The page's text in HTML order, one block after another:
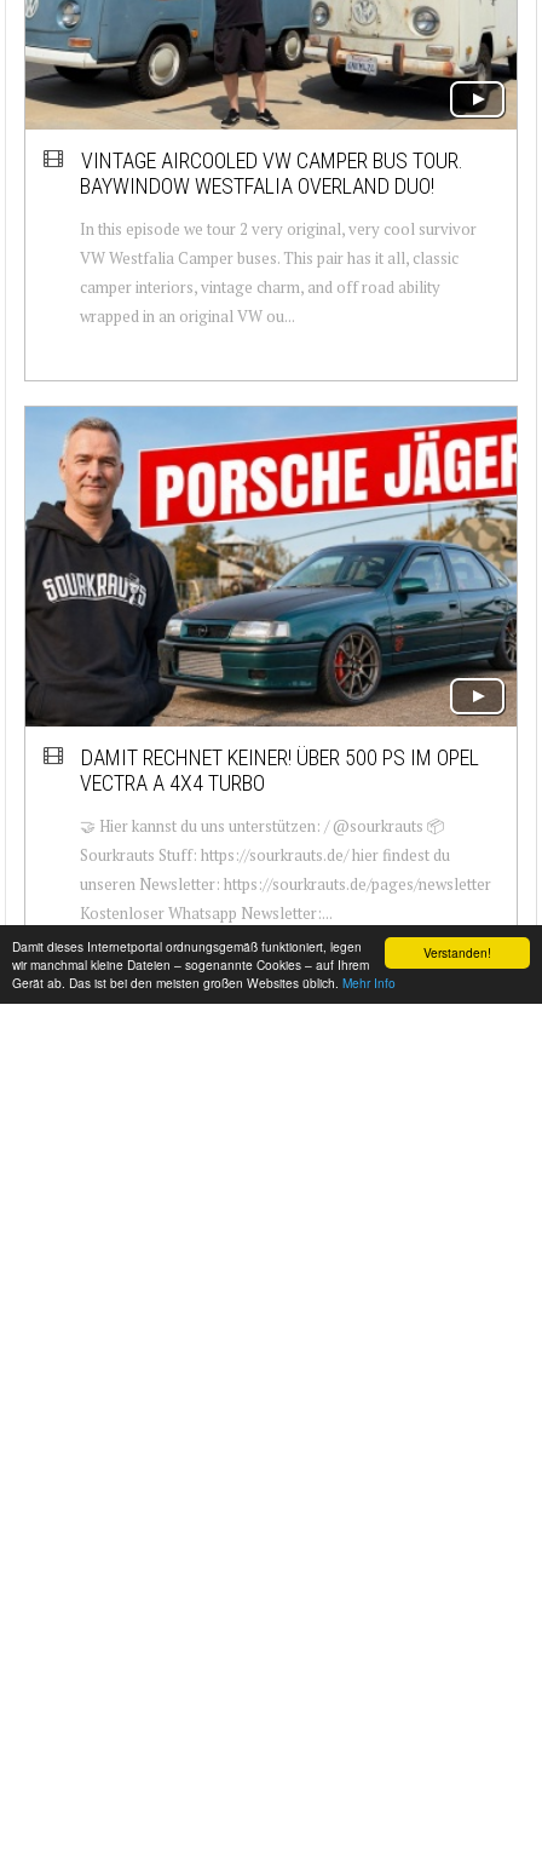
Verstanden!
Damit dieses Internetportal ordnungsgemäß funktioniert, legen
wir manchmal kleine Dateien – sogenannte Cookies – auf Ihrem
Gerät ab. Das ist bei den meisten großen Websites üblich. Mehr Info
VINTAGE AIRCOOLED VW CAMPER BUS TOUR.
BAYWINDOW WESTFALIA OVERLAND DUO!
In this episode we tour 2 very original, very cool survivor
VW Westfalia Camper buses. This pair has it all, classic
camper interiors, vintage charm, and off road ability
wrapped in an original VW ou...
DAMIT RECHNET KEINER! ÜBER 500 PS IM OPEL
VECTRA A 4X4 TURBO
🤝 Hier kannst du uns unterstützen: / @sourkrauts 📦
Sourkrauts Stuff: https://sourkrauts.de/ hier findest du
unseren Newsletter: https://sourkrauts.de/pages/newsletter
Kostenloser Whatsapp Newsletter:...